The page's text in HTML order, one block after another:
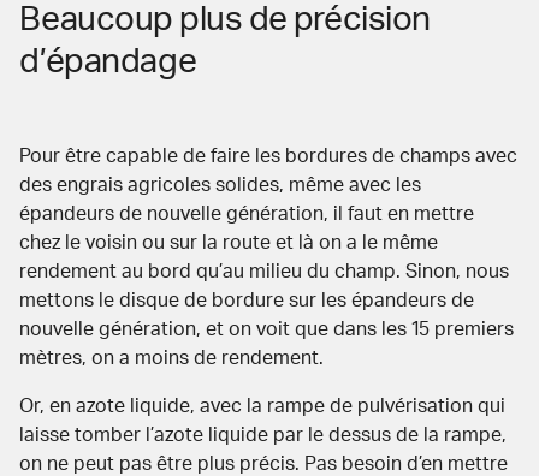
Beaucoup plus de précision
d’épandage
Pour être capable de faire les bordures de champs avec
des engrais agricoles solides, même avec les
épandeurs de nouvelle génération, il faut en mettre
chez le voisin ou sur la route et là on a le même
rendement au bord qu’au milieu du champ. Sinon, nous
mettons le disque de bordure sur les épandeurs de
nouvelle génération, et on voit que dans les 15 premiers
mètres, on a moins de rendement.
Or, en azote liquide, avec la rampe de pulvérisation qui
laisse tomber l’azote liquide par le dessus de la rampe,
on ne peut pas être plus précis. Pas besoin d’en mettre